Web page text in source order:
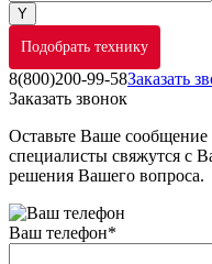
Подобрать технику
8(800)200-99-58Заказать
Заказать звонок
Оставьте Ваше
специалисты свяжутся с
решения Вашего вопроса.
Ваш телефон*